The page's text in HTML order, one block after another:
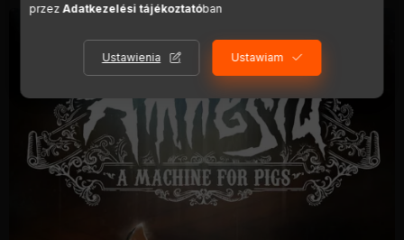
przezAdatkezelési tájékoztatóban
Ustawienia Ustawiam